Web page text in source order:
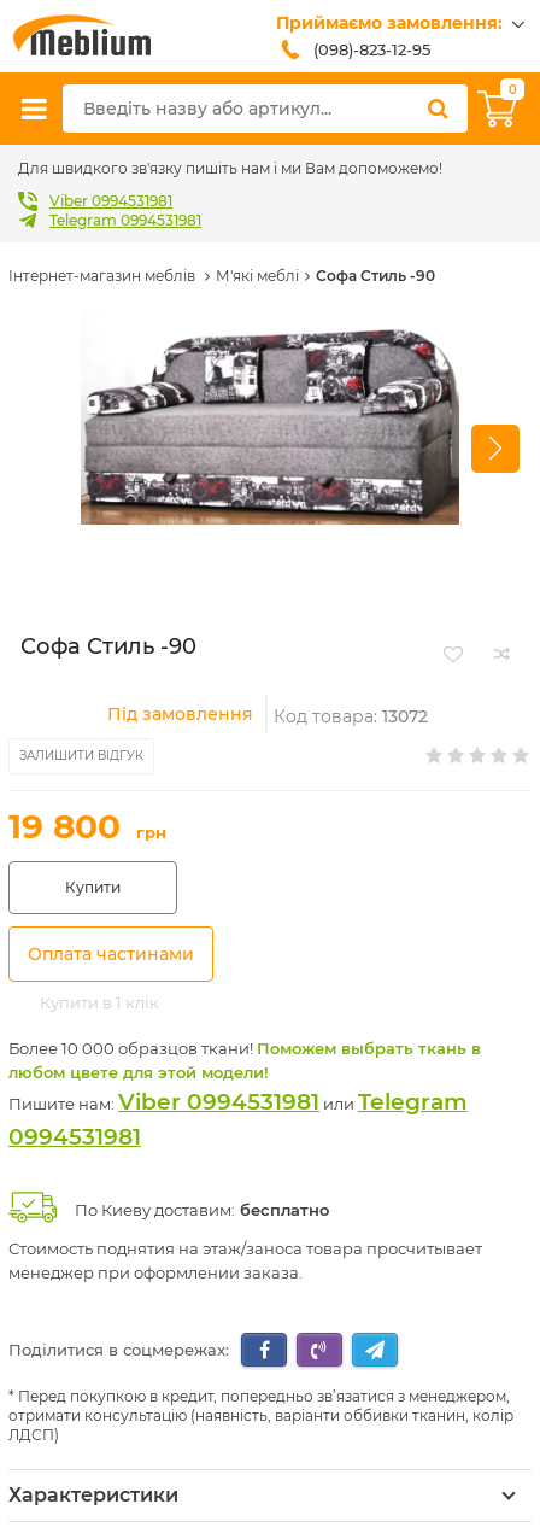
Приймаємо замовлення:
(098)-823-12-95
(099)-608-42-32
(093)-618-62-02
sales@meblium.com.ua
0
Для швидкого зв'язку пишіть нам і ми Вам допоможемо!
Viber 0994531981
Telegram 0994531981
Інтернет-магазин меблів М'які меблі Софа Стиль -90
Софа Стиль -90
Під замовлення Код товара: 13072
ЗАЛИШИТИ ВІДГУК
19 800 грн
Купити
Оплата частинами
Купити в 1 клік
Более 10 000 образцов ткани! Поможем выбрать ткань в
любом цвете для этой модели!
Пишите нам: Viber 0994531981 или Telegram
0994531981
По Киеву доставим: бесплатно
Стоимость поднятия на этаж/заноса товара просчитывает
менеджер при оформлении заказа.
Поділитися в соцмережах:
Перед покупкою в кредит, попередньо зв’язатися з менеджером,
отримати консультацію (наявність, варіанти оббивки тканин, колір
ЛДСП)
Характеристики